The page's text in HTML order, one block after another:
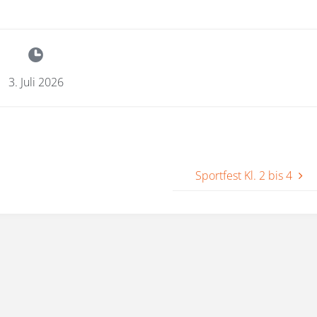
3. Juli 2026
Sportfest Kl. 2 bis 4